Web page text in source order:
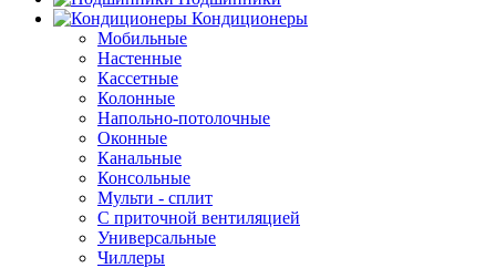
Кондиционеры
Мобильные
Настенные
Кассетные
Колонные
Напольно-потолочные
Оконные
Канальные
Консольные
Мульти - сплит
С приточной вентиляцией
Универсальные
Чиллеры